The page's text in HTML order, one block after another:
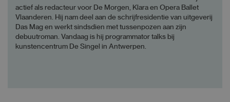
actief als redacteur voor De Morgen, Klara en Opera Ballet
Vlaanderen. Hij nam deel aan de schrijfresidentie van uitgeverij
Das Mag en werkt sindsdien met tussenpozen aan zijn
debuutroman. Vandaag is hij programmator talks bij
kunstencentrum De Singel in Antwerpen.